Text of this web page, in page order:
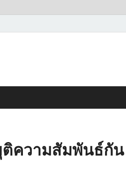
ติความสัมพันธ์กัน